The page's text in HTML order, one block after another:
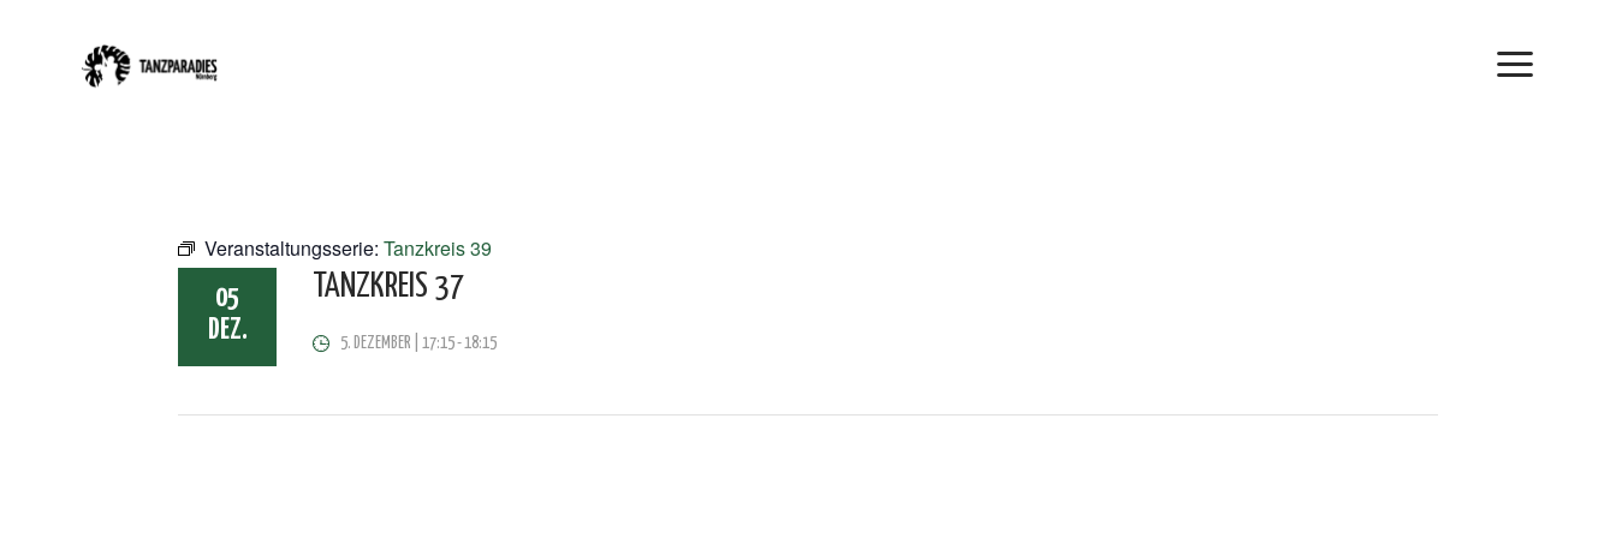
Veranstaltungsserie: Tanzkreis 39
05
DEZ.
TANZKREIS 37
5. DEZEMBER | 17:15-18:15